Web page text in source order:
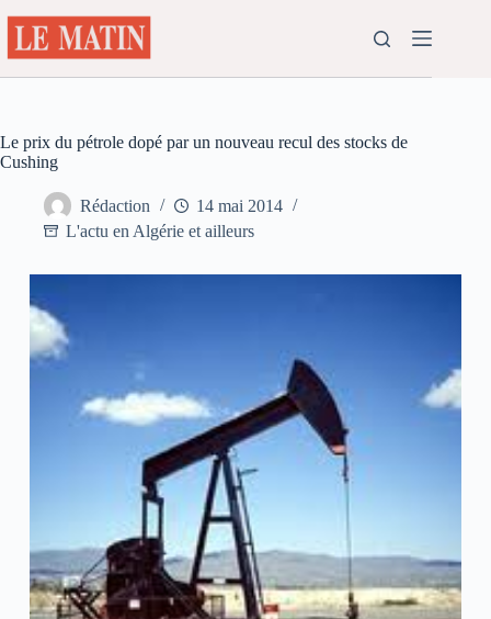
au
contenu
Le prix du pétrole dopé par un nouveau recul des stocks de
Cushing
Rédaction
14 mai 2014
L'actu en Algérie et ailleurs